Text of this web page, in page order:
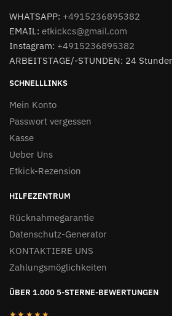
WHATSAPP: +4915236895382
EMAIL: etkickcs@gmail.com
Instagram: +4915236895382
ARBEITSTAGE/-STUNDEN: 24
SCHNELLLINKS
Mein Konto
Passwort vergessen
Kasse
Ueber Uns
Etkick-Rezension
HILFEZENTRUM
Rücknahmegarantie
Datenschutz-Generator
KONTAKTIERE UNS
Zahlungsmöglichkeiten
ÜBER 1.000 5-STERNE-BEWERTUNGEN